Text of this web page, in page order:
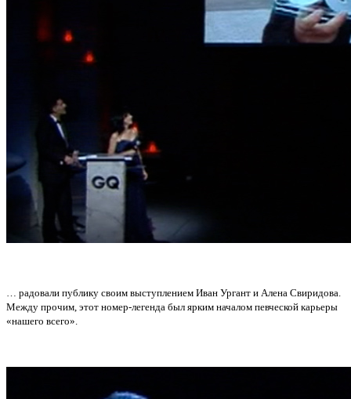
… радовали публику своим выступлением Иван Ургант и Алена Свиридова.
Между прочим, этот номер-легенда был ярким началом певческой карьеры
«нашего всего».